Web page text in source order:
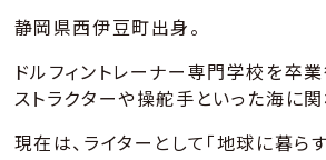
静岡県西伊豆町出身。
ドルフィントレーナー専門学校を卒業
ストラクターや操舵手といった海に
現在は、ライターとして「地球に暮ら